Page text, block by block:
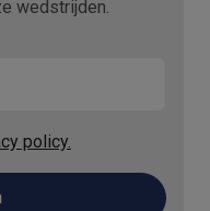
wedstrijden.
policy.